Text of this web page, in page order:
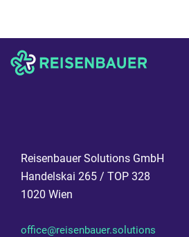
Reisenbauer Solutions GmbH
Handelskai 265 / TOP 328
1020 Wien
office@reisenbauer.solutions